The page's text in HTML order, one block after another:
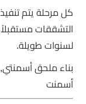
كل مرحلة يتم
التشققات
لسنوات طويلة.
بناء ملحق
أسمنت